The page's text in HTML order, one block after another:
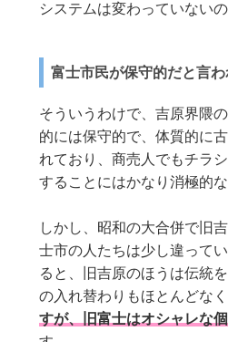
システムは変わっていないの
富士市民が保守的だと言
そういうわけで、吉原界隈
的には保守的で、体質的に
れており、商売人でもチラ
することにはかなり消極的
しかし、昭和の大合併で旧
士市の人たちは少し違って
ると、旧吉原のほうは伝統
の入れ替わりもほとんどなく
すが、旧富士はオシャレな